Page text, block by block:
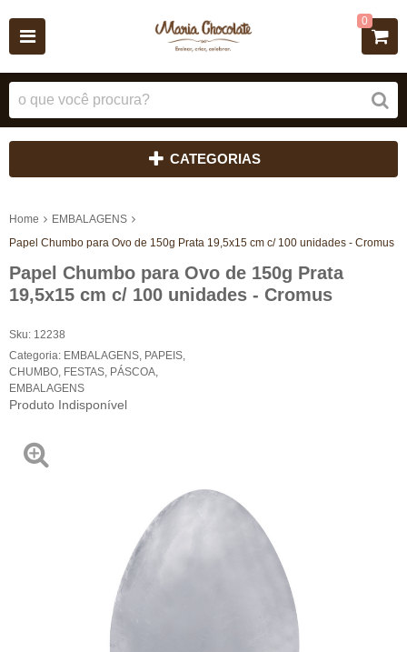
0
CATEGORIAS
Home
EMBALAGENS
Papel Chumbo para Ovo de 150g Prata 19,5x15 cm c/ 100 unidades - Cromus
Papel Chumbo para Ovo de 150g Prata
19,5x15 cm c/ 100 unidades - Cromus
Sku: 12238
Categoria: EMBALAGENS PAPEIS
CHUMBO FESTAS PÁSCOA
EMBALAGENS
Produto Indisponível